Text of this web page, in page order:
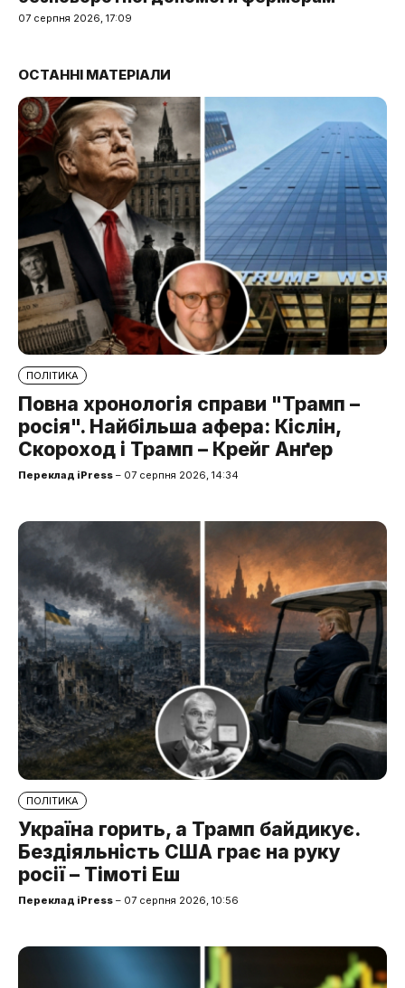
07 серпня 2026, 17:09
ОСТАННІ МАТЕРІАЛИ
ПОЛІТИКА
Повна хронологія справи "Трамп –
росія". Найбільша афера: Кіслін,
Скороход і Трамп – Крейг Анґер
Переклад iPress – 07 серпня 2026, 14:34
ПОЛІТИКА
Україна горить, а Трамп байдикує.
Бездіяльність США грає на руку
росії – Тімоті Еш
Переклад iPress – 07 серпня 2026, 10:56